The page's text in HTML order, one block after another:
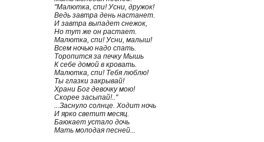
"Малютка, спи! Усни, дружок!
Ведь завтра день настанет.
И завтра выпадет снежок,
Но тут же он растает.
Малютка, спи! Усни, малыш!
Всем ночью надо спать.
Торопится за печку Мышь
К себе домой в кровать.
Малютка, спи! Тебя люблю!
Ты глазки закрывай!
Храни Бог девочку мою!
Скорее засыпай!.."
...Заснуло солнце. Ходит ночь
И ярко светит месяц.
Баюкает устало дочь
Мать молодая песней...